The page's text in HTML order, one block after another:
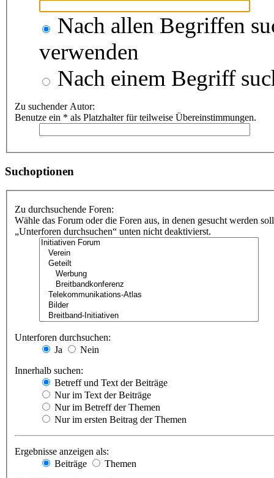
Nach allen Begriffen
verwenden
Nach einem Begriff
Zu suchender Autor:
Benutze ein * als Platzhalter für teilweise Übereinstimmungen.
Suchoptionen
Zu durchsuchende Foren:
Wähle das Forum oder die Foren aus, in denen gesucht werden
„Unterforen durchsuchen“ unten nicht deaktivierst.
Unterforen durchsuchen:
Ja
Nein
Innerhalb suchen:
Betreff und Text der Beiträge
Nur im Text der Beiträge
Nur im Betreff der Themen
Nur im ersten Beitrag der Themen
Ergebnisse anzeigen als:
Beiträge
Themen